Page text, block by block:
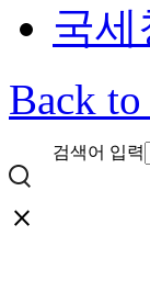
국세
Back to
검색어 입력
close